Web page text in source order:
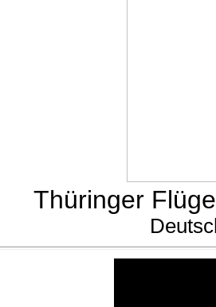
Thüringer